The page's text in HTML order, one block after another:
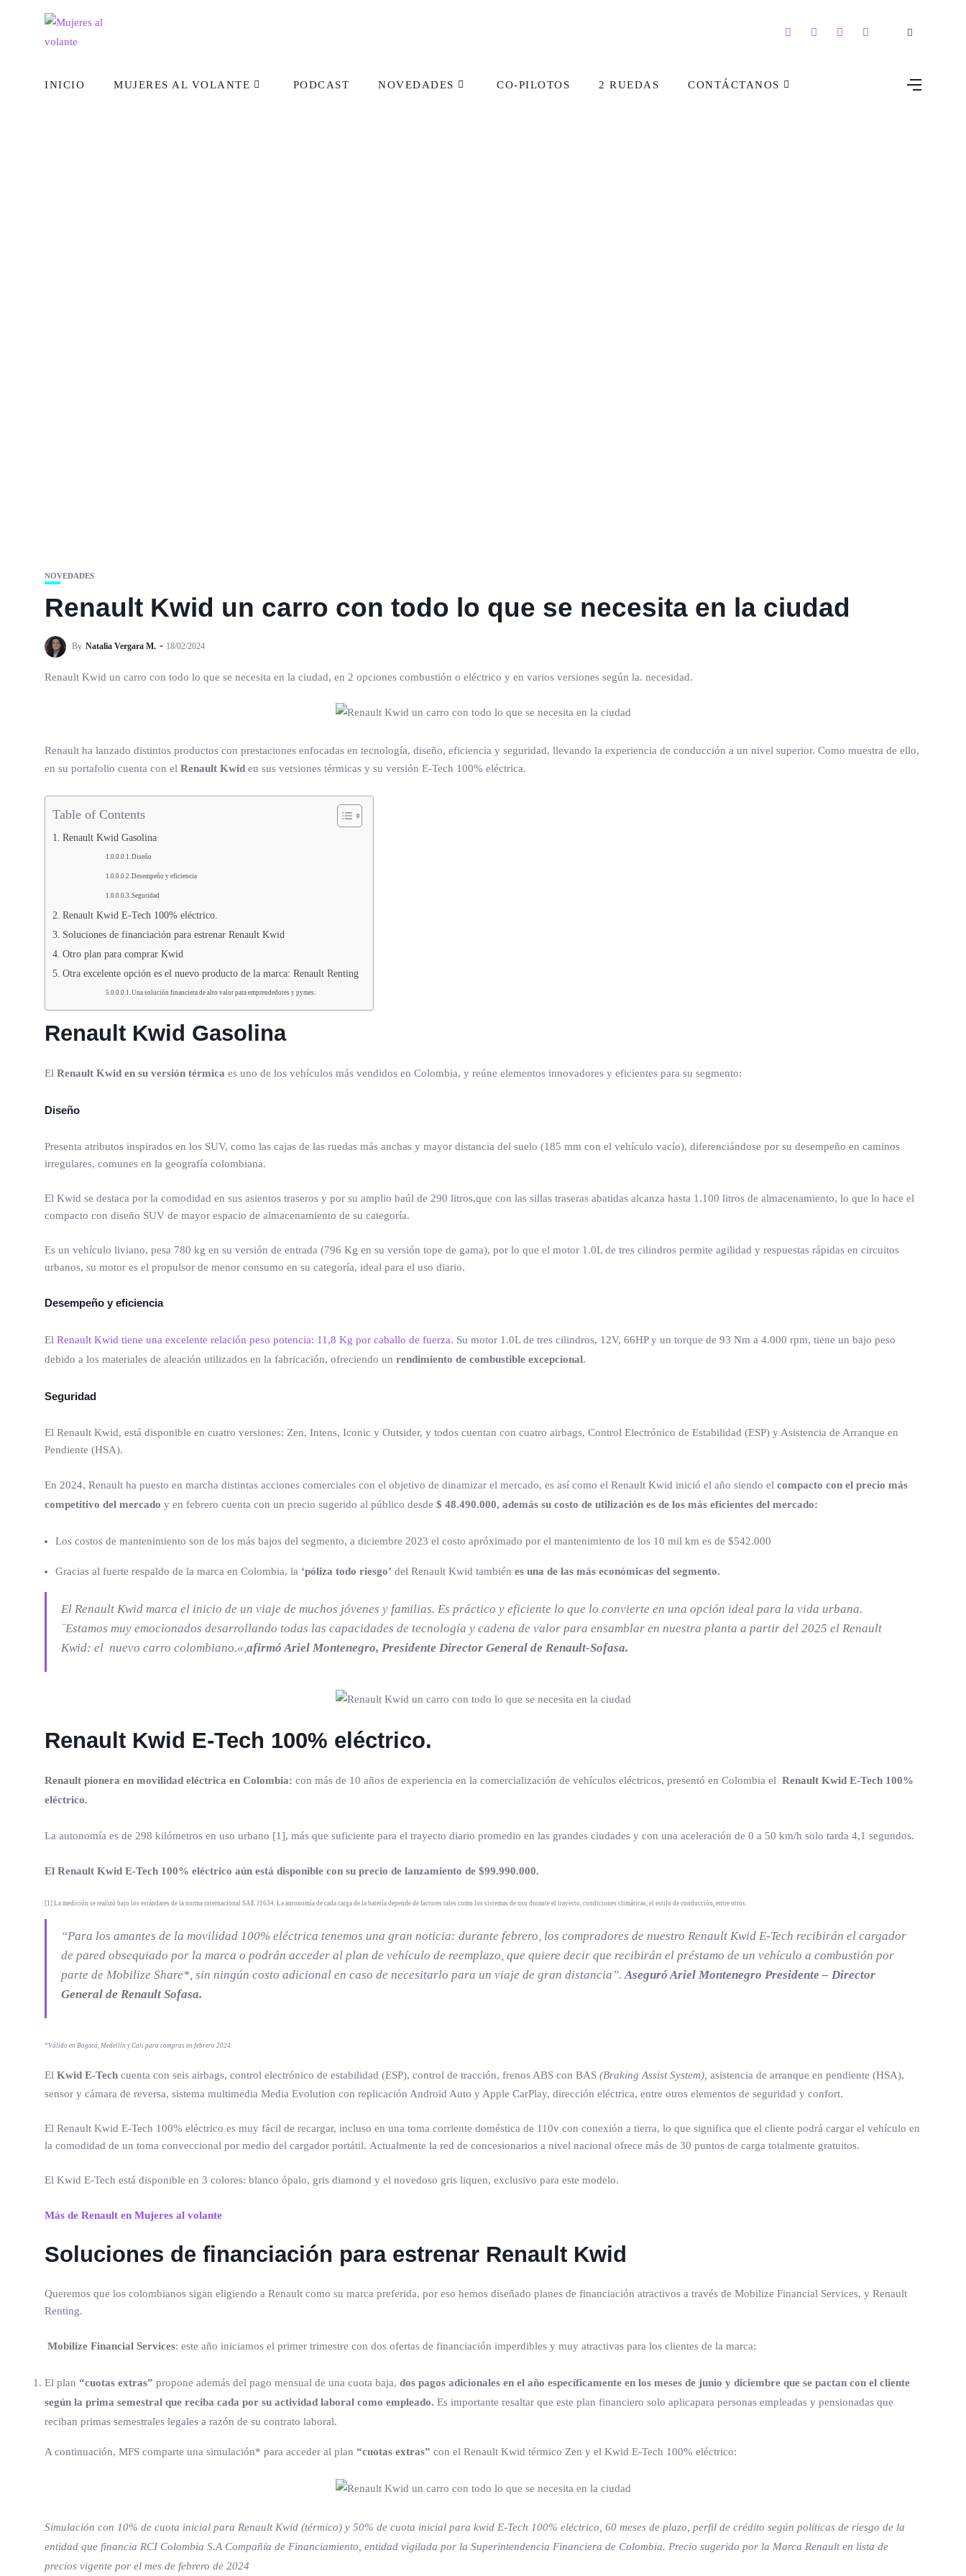
INICIO MUJERES AL VOLANTE PODCAST NOVEDADES CO-PILOTOS 2 RUEDAS CONTÁCTANOS
NOVEDADES
Renault Kwid un carro con todo lo que se necesita en la ciudad
By Natalia Vergara M. 18/02/2024
Renault Kwid un carro con todo lo que se necesita en la ciudad, en 2 opciones combustión o eléctrico y en varios versiones según la. necesidad.
Renault ha lanzado distintos productos con prestaciones enfocadas en tecnología, diseño, eficiencia y seguridad, llevando la experiencia de conducción a un nivel superior. Como muestra de ello,
en su portafolio cuenta con el Renault Kwid en sus versiones térmicas y su versión E-Tech 100% eléctrica.
Table of Contents
Renault Kwid Gasolina
Diseño
Desempeño y eficiencia
Seguridad
Renault Kwid E-Tech 100% eléctrico.
Soluciones de financiación para estrenar Renault Kwid
Otro plan para comprar Kwid
Otra excelente opción es el nuevo producto de la marca: Renault Renting
Una solución financiera de alto valor para emprendedores y pymes:
Renault Kwid Gasolina
El Renault Kwid en su versión térmica es uno de los vehículos más vendidos en Colombia, y reúne elementos innovadores y eficientes para su segmento:
Diseño
Presenta atributos inspirados en los SUV, como las cajas de las ruedas más anchas y mayor distancia del suelo (185 mm con el vehículo vacío), diferenciándose por su desempeño en caminos
irregulares, comunes en la geografía colombiana.
El Kwid se destaca por la comodidad en sus asientos traseros y por su amplio baúl de 290 litros,que con las sillas traseras abatidas alcanza hasta 1.100 litros de almacenamiento, lo que lo hace el
compacto con diseño SUV de mayor espacio de almacenamiento de su categoría.
Es un vehículo liviano, pesa 780 kg en su versión de entrada (796 Kg en su versión tope de gama), por lo que el motor 1.0L de tres cilindros permite agilidad y respuestas rápidas en circuitos
urbanos, su motor es el propulsor de menor consumo en su categoría, ideal para el uso diario.
Desempeño y eficiencia
El Renault Kwid tiene una excelente relación peso potencia: 11,8 Kg por caballo de fuerza. Su motor 1.0L de tres cilindros, 12V, 66HP y un torque de 93 Nm a 4.000 rpm, tiene un bajo peso
debido a los materiales de aleación utilizados en la fabricación, ofreciendo un rendimiento de combustible excepcional.
Seguridad
El Renault Kwid, está disponible en cuatro versiones: Zen, Intens, Iconic y Outsider, y todos cuentan con cuatro airbags, Control Electrónico de Estabilidad (ESP) y Asistencia de Arranque en
Pendiente (HSA).
En 2024, Renault ha puesto en marcha distintas acciones comerciales con el objetivo de dinamizar el mercado, es así como el Renault Kwid inició el año siendo el compacto con el precio más
competitivo del mercado y en febrero cuenta con un precio sugerido al público desde $ 48.490.000, además su costo de utilización es de los más eficientes del mercado:
Los costos de mantenimiento son de los más bajos del segmento, a diciembre 2023 el costo apróximado por el mantenimiento de los 10 mil km es de $542.000
Gracias al fuerte respaldo de la marca en Colombia, la ‘póliza todo riesgo’ del Renault Kwid también es una de las más económicas del segmento.
El Renault Kwid marca el inicio de un viaje de muchos jóvenes y familias. Es práctico y eficiente lo que lo convierte en una opción ideal para la vida urbana.
¨Estamos muy emocionados desarrollando todas las capacidades de tecnología y cadena de valor para ensamblar en nuestra planta a partir del 2025 el Renault
Kwid: el nuevo carro colombiano.«,afirmó Ariel Montenegro, Presidente Director General de Renault-Sofasa.
Renault Kwid E-Tech 100% eléctrico.
Renault pionera en movilidad eléctrica en Colombia: con más de 10 años de experiencia en la comercialización de vehículos eléctricos, presentó en Colombia el Renault Kwid E-Tech 100%
eléctrico.
La autonomía es de 298 kilómetros en uso urbano [1], más que suficiente para el trayecto diario promedio en las grandes ciudades y con una aceleración de 0 a 50 km/h solo tarda 4,1 segundos.
El Renault Kwid E-Tech 100% eléctrico aún está disponible con su precio de lanzamiento de $99.990.000.
[1] La medición se realizó bajo los estándares de la norma internacional SAE J1634. La autonomía de cada carga de la batería depende de factores tales como los sistemas de uso durante el trayecto, condiciones climáticas, el estilo de conducción, entre otros.
“Para los amantes de la movilidad 100% eléctrica tenemos una gran noticia: durante febrero, los compradores de nuestro Renault Kwid E-Tech recibirán el cargador
de pared obsequiado por la marca o podrán acceder al plan de vehículo de reemplazo, que quiere decir que recibirán el préstamo de un vehículo a combustión por
parte de Mobilize Share*, sin ningún costo adicional en caso de necesitarlo para un viaje de gran distancia”. Aseguró Ariel Montenegro Presidente – Director
General de Renault Sofasa.
*Válido en Bogotá, Medellín y Cali para compras en febrero 2024.
El Kwid E-Tech cuenta con seis airbags, control electrónico de estabilidad (ESP), control de tracción, frenos ABS con BAS (Braking Assist System), asistencia de arranque en pendiente (HSA),
sensor y cámara de reversa, sistema multimedia Media Evolution con replicación Android Auto y Apple CarPlay, dirección eléctrica, entre otros elementos de seguridad y confort.
El Renault Kwid E-Tech 100% eléctrico es muy fácil de recargar, incluso en una toma corriente doméstica de 110v con conexión a tierra, lo que significa que el cliente podrá cargar el vehículo en
la comodidad de un toma conveccional por medio del cargador portátil. Actualmente la red de concesionarios a nivel nacional ofrece más de 30 puntos de carga totalmente gratuitos.
El Kwid E-Tech está disponible en 3 colores: blanco ópalo, gris diamond y el novedoso gris liquen, exclusivo para este modelo.
Más de Renault en Mujeres al volante
Soluciones de financiación para estrenar Renault Kwid
Queremos que los colombianos sigan eligiendo a Renault como su marca preferida, por eso hemos diseñado planes de financiación atractivos a través de Mobilize Financial Services, y Renault
Renting.
Mobilize Financial Services: este año iniciamos el primer trimestre con dos ofertas de financiación imperdibles y muy atractivas para los clientes de la marca:
El plan “cuotas extras” propone además del pago mensual de una cuota baja, dos pagos adicionales en el año específicamente en los meses de junio y diciembre que se pactan con el cliente
según la prima semestral que reciba cada por su actividad laboral como empleado. Es importante resaltar que este plan financiero solo aplicapara personas empleadas y pensionadas que
reciban primas semestrales legales a razón de su contrato laboral.
A continuación, MFS comparte una simulación* para acceder al plan “cuotas extras” con el Renault Kwid térmico Zen y el Kwid E-Tech 100% eléctrico:
Simulación con 10% de cuota inicial para Renault Kwid (térmico) y 50% de cuota inicial para kwid E-Tech 100% eléctrico, 60 meses de plazo, perfil de crédito según políticas de riesgo de la
entidad que financia RCI Colombia S.A Compañía de Financiamiento, entidad vigilada por la Superintendencia Financiera de Colombia. Precio sugerido por la Marca Renault en lista de
precios vigente por el mes de febrero de 2024